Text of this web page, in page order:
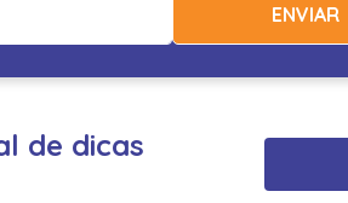
ENVIAR
de dicas